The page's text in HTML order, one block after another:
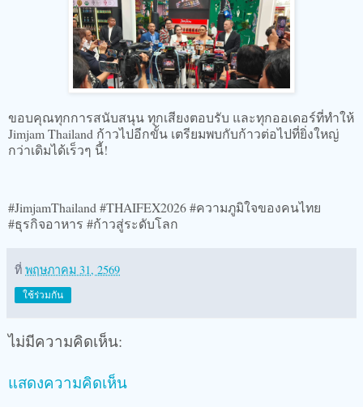
ขอบคุณทุกการสนับสนุน ทุกเสียงตอบรับ และทุกออเดอร์ที่ทำให้
Jimjam Thailand ก้าวไปอีกขั้น เตรียมพบกับก้าวต่อไปที่ยิ่งใหญ่
กว่าเดิมได้เร็วๆ นี้!
#JimjamThailand #THAIFEX2026 #ความภูมิใจของคนไทย
#ธุรกิจอาหาร #ก้าวสู่ระดับโลก
ที่ พฤษภาคม 31, 2569
ใช้ร่วมกัน
ไม่มีความคิดเห็น:
แสดงความคิดเห็น